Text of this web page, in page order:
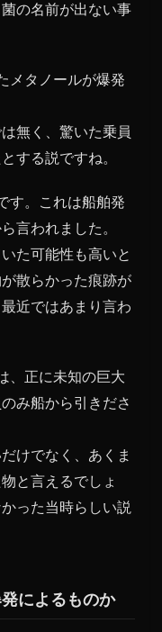
の名前が出ない事
メタノールが爆発
無く、驚いた乗員
する説ですね。
す。これは船舶発
言われました。
た可能性も高いと
散らかった痕跡が
近ではあまり言わ
、正に未知の巨大
み船から引きださ
けでなく、あくま
と言えるでしょ
った当時らしい説
によるものか